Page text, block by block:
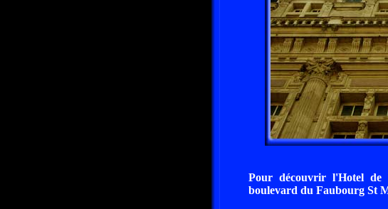
Pour découvrir l'Hotel de
boulevard du Faubourg St